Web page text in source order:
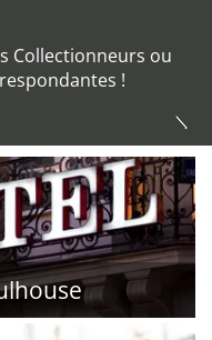
Collectionneurs ou
!